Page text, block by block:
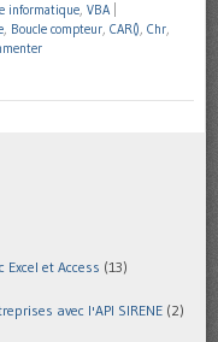
informatique, VBA
, Boucle compteur, CAR(), Chr,
et Access (13)
avec l'API SIRENE (2)